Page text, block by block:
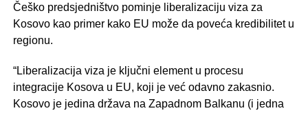
Češko predsjedništvo pominje liberalizaciju viza za
Kosovo kao primer kako EU može da poveća kredibilitet u
regionu.
“Liberalizacija viza je ključni element u procesu
integracije Kosova u EU, koji je već odavno zakasnio.
Kosovo je jedina država na Zapadnom Balkanu (i jedna